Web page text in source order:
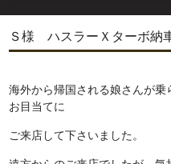
Ｓ様 ハスラーＸターボ納
海外から帰国される娘さんが
お目当てに
ご来店して下さいました。